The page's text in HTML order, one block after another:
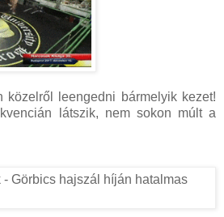
közelről leengedni bármelyik kezet!
látszik, nem sokon múlt a